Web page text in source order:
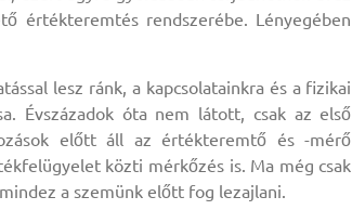
értékteremtés rendszerébe. Lényegében
lesz ránk, a kapcsolatainkra és a fizikai
Évszázadok óta nem látott, csak az első
előtt áll az értékteremtő és -mérő
közti mérkőzés is. Ma még csak
a szemünk előtt fog lezajlani.